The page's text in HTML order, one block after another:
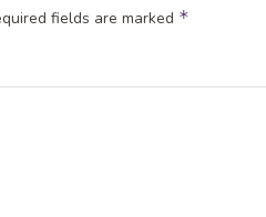
fields are marked *